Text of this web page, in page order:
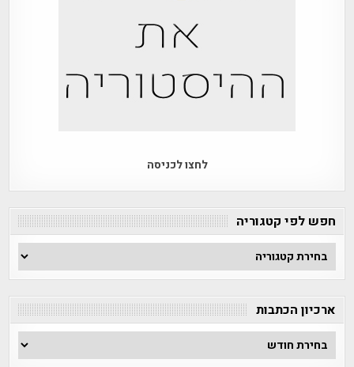
לחצו לכניסה
חפש לפי קטגוריה
חפש
לפי
ארכיון הכתבות
ארכיון
הכתבות